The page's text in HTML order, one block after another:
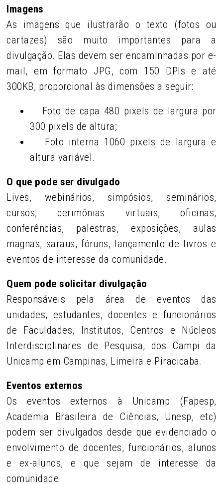
Imagens
As imagens que ilustrarão o texto (fotos ou
cartazes) são muito importantes para a
divulgação. Elas devem ser encaminhadas por e-
mail, em formato JPG, com 150 DPIs e até
300KB, proporcional às dimensões a seguir:
Foto de capa 480 pixels de largura por
300 pixels de altura;
Foto interna 1060 pixels de largura e
altura variável.
O que pode ser divulgado
Lives, webinários, simpósios, seminários,
cursos, cerimônias virtuais, oficinas,
conferências, palestras, exposições, aulas
magnas, saraus, fóruns, lançamento de livros e
eventos de interesse da comunidade.
Quem pode solicitar divulgação
Responsáveis pela área de eventos das
unidades, estudantes, docentes e funcionários
de Faculdades, Institutos, Centros e Núcleos
Interdisciplinares de Pesquisa, dos Campi da
Unicamp em Campinas, Limeira e Piracicaba.
Eventos externos
Os eventos externos à Unicamp (Fapesp,
Academia Brasileira de Ciências, Unesp, etc)
podem ser divulgados desde que evidenciado o
envolvimento de docentes, funcionários, alunos
e ex-alunos, e que sejam de interesse da
comunidade.